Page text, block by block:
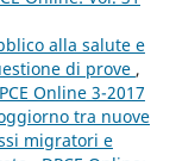
alla salute e
di prove ,
Online 3-2017
tra nuove
migratori e